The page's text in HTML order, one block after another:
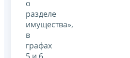
о
разделе
имущества»,
в
графах